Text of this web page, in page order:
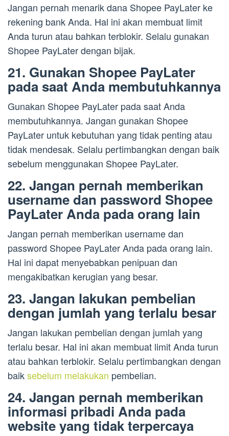
Jangan pernah menarik dana Shopee PayLater ke
rekening bank Anda. Hal ini akan membuat limit
Anda turun atau bahkan terblokir. Selalu gunakan
Shopee PayLater dengan bijak.
21. Gunakan Shopee PayLater
pada saat Anda membutuhkannya
Gunakan Shopee PayLater pada saat Anda
membutuhkannya. Jangan gunakan Shopee
PayLater untuk kebutuhan yang tidak penting atau
tidak mendesak. Selalu pertimbangkan dengan baik
sebelum menggunakan Shopee PayLater.
22. Jangan pernah memberikan
username dan password Shopee
PayLater Anda pada orang lain
Jangan pernah memberikan username dan
password Shopee PayLater Anda pada orang lain.
Hal ini dapat menyebabkan penipuan dan
mengakibatkan kerugian yang besar.
23. Jangan lakukan pembelian
dengan jumlah yang terlalu besar
Jangan lakukan pembelian dengan jumlah yang
terlalu besar. Hal ini akan membuat limit Anda turun
atau bahkan terblokir. Selalu pertimbangkan dengan
baiksebelum melakukan pembelian.
24. Jangan pernah memberikan
informasi pribadi Anda pada
website yang tidak terpercaya